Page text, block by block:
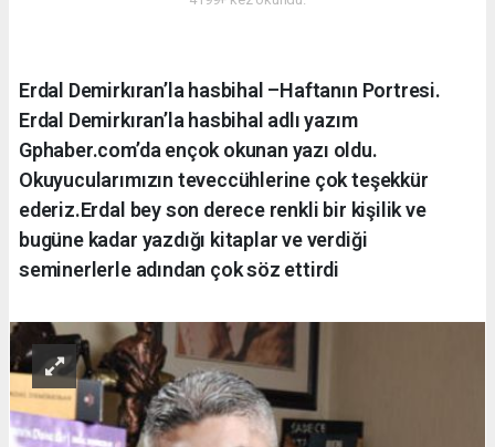
Erdal Demirkıran’la hasbihal –Haftanın Portresi.
Erdal Demirkıran’la hasbihal adlı yazım
Gphaber.com’da ençok okunan yazı oldu.
Okuyucularımızın teveccühlerine çok teşekkür
ederiz.Erdal bey son derece renkli bir kişilik ve
bugüne kadar yazdığı kitaplar ve verdiği
seminerlerle adından çok söz ettirdi